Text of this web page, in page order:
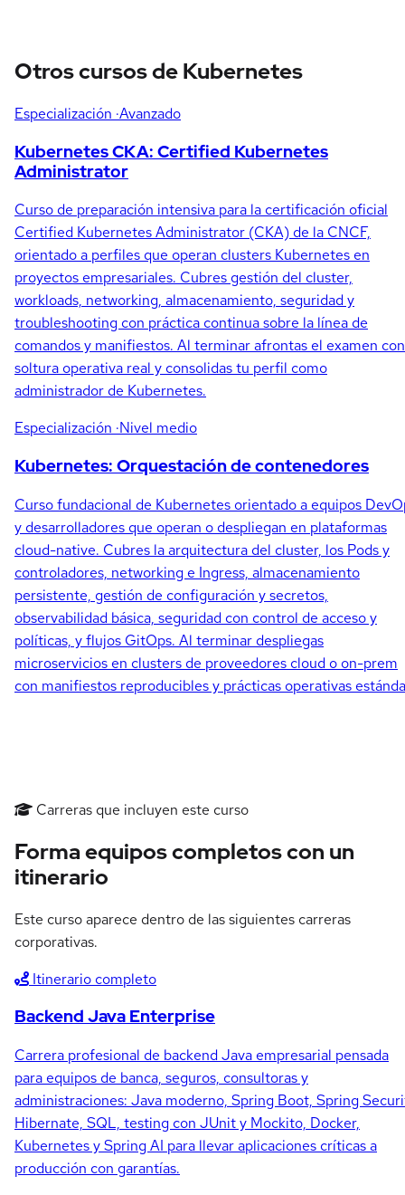
Otros cursos de Kubernetes
Especialización ·Avanzado
Kubernetes CKA: Certified Kubernetes
Administrator
Curso de preparación intensiva para la certificación oficial
Certified Kubernetes Administrator (CKA) de la CNCF,
orientado a perfiles que operan clusters Kubernetes en
proyectos empresariales. Cubres gestión del cluster,
workloads, networking, almacenamiento, seguridad y
troubleshooting con práctica continua sobre la línea de
comandos y manifiestos. Al terminar afrontas el examen con
soltura operativa real y consolidas tu perfil como
administrador de Kubernetes.
Especialización ·Nivel medio
Kubernetes: Orquestación de contenedores
Curso fundacional de Kubernetes orientado a equipos
y desarrolladores que operan o despliegan en plataformas
cloud-native. Cubres la arquitectura del cluster, los Pods y
controladores, networking e Ingress, almacenamiento
persistente, gestión de configuración y secretos,
observabilidad básica, seguridad con control de acceso y
políticas, y flujos GitOps. Al terminar despliegas
microservicios en clusters de proveedores cloud o on-prem
con manifiestos reproducibles y prácticas operativas
Carreras que incluyen este curso
Forma equipos completos con un
itinerario
Este curso aparece dentro de las siguientes carreras
corporativas.
Itinerario completo
Backend Java Enterprise
Carrera profesional de backend Java empresarial pensada
para equipos de banca, seguros, consultoras y
administraciones: Java moderno, Spring Boot, Spring
Hibernate, SQL, testing con JUnit y Mockito, Docker,
Kubernetes y Spring AI para llevar aplicaciones críticas a
producción con garantías.